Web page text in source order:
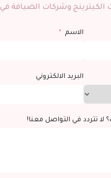
الكيترينج وشركات الضيافة في
الاسم
البريد الالكتروني
تتردد في التواصل معنا!